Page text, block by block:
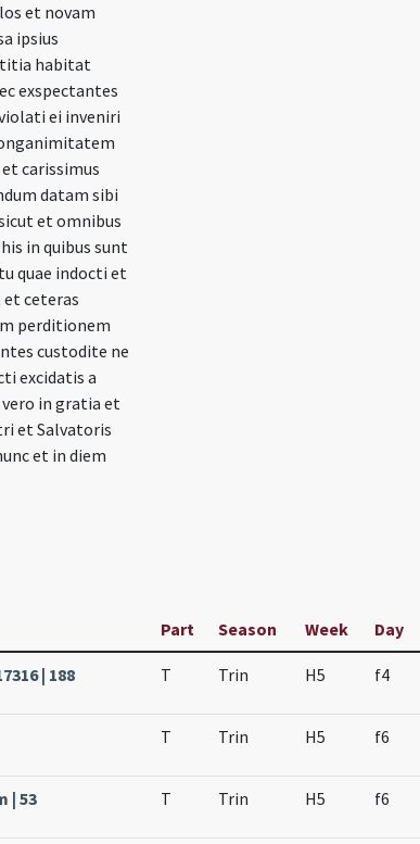
et novam
ipsius
habitat
exspectantes
ei inveniri
carissimus
datam sibi
et omnibus
in quibus sunt
quae indocti et
ceteras
perditionem
custodite ne
excidatis a
in gratia et
et Salvatoris
et in diem
Part Season Week Day
| 188 T Trin H5 f4
T Trin H5 f6
| 53 T Trin H5 f6